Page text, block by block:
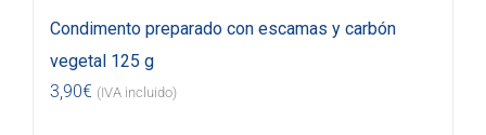
Condimento preparado con escamas y carbón
vegetal 125 g
3,90€ (IVA incluido)